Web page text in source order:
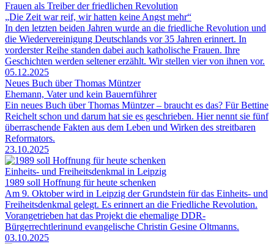
Frauen als Treiber der friedlichen Revolution
„Die Zeit war reif, wir hatten keine Angst mehr“
In den letzten beiden Jahren wurde an die friedliche Revolution und
die Wiedervereinigung Deutschlands vor 35 Jahren erinnert. In
vorderster Reihe standen dabei auch katholische Frauen. Ihre
Geschichten werden seltener erzählt. Wir stellen vier von ihnen vor.
05.12.2025
Neues Buch über Thomas Müntzer
Ehemann, Vater und kein Bauernführer
Ein neues Buch über Thomas Müntzer – braucht es das? Für Bettine
Reichelt schon und darum hat sie es geschrieben. Hier nennt sie fünf
überraschende Fakten aus dem Leben und Wirken des streitbaren
Reformators.
23.10.2025
Einheits- und Freiheitsdenkmal in Leipzig
1989 soll Hoffnung für heute schenken
Am 9. Oktober wird in Leipzig der Grundstein für das Einheits- und
Freiheitsdenkmal gelegt. Es erinnert an die Friedliche Revolution.
Vorangetrieben hat das Projekt die ehemalige DDR-
Bürgerrechtlerinund evangelische Christin Gesine Oltmanns.
03.10.2025